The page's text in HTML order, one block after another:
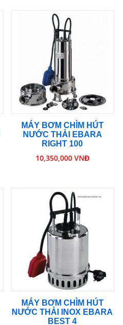
MÁY BƠM CHÌM HÚT
NƯỚC THẢI EBARA
RIGHT 100
10,350,000 VNĐ
MÁY BƠM CHÌM HÚT
NƯỚC THẢI INOX EBARA
BEST 4